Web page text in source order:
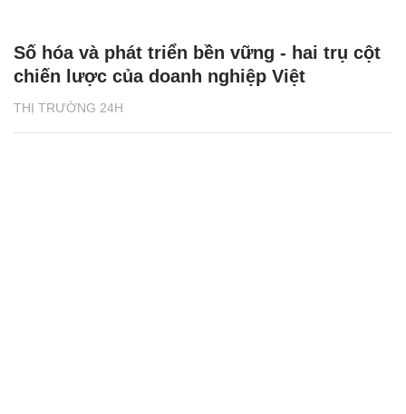
THỊ TRƯỜNG 24H
Số hóa và phát triển bền vững - hai trụ cột
chiến lược của doanh nghiệp Việt